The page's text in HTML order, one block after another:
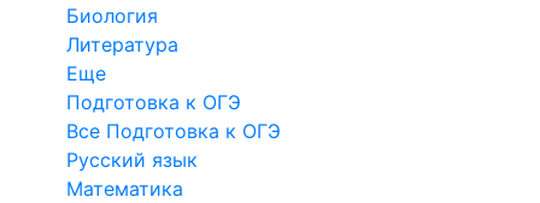
Биология
Литература
Еще
Подготовка к ОГЭ
Все Подготовка к ОГЭ
Русский язык
Математика